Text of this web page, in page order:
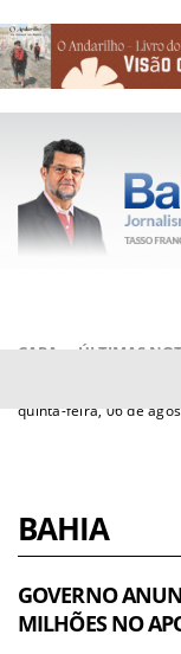
CAPA ÚLTIMAS
quinta-feira, 06 de
BAHIA
GOVERNO
MILHÕES NO